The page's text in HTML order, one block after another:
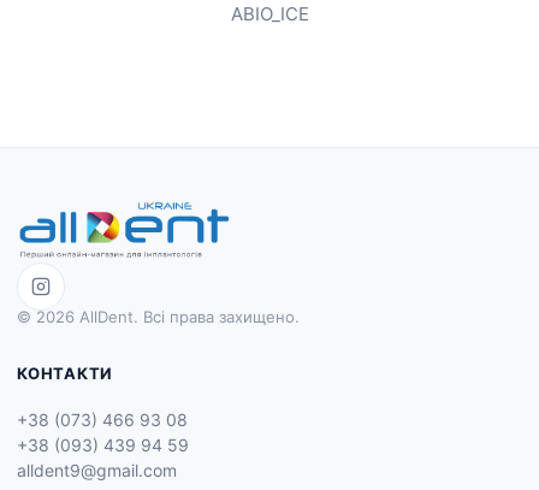
© 2026 AllDent. Всі права захищено.
КОНТАКТИ
+38 (073) 466 93 08
+38 (093) 439 94 59
alldent9@gmail.com